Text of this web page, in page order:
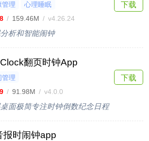
管理
心理睡眠
/ 159.46M / v4.26.24
析和智能闹钟
下载
翻页时钟App
管理
/ 91.98M / v4.0.0
面极简专注时钟倒数纪念日程
下载
报时闹钟app